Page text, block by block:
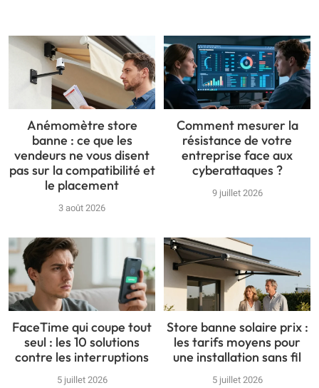
Anémomètre store
banne : ce que les
vendeurs ne vous disent
pas sur la compatibilité et
le placement
3 août 2026
Comment mesurer la
résistance de votre
entreprise face aux
cyberattaques ?
9 juillet 2026
FaceTime qui coupe tout
seul : les 10 solutions
contre les interruptions
5 juillet 2026
Store banne solaire prix :
les tarifs moyens pour
une installation sans fil
5 juillet 2026